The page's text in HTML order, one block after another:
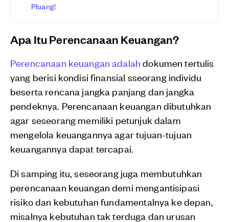
Pluang!
Apa Itu Perencanaan Keuangan?
Perencanaan keuangan adalah dokumen tertulis
yang berisi kondisi finansial sseorang individu
beserta rencana jangka panjang dan jangka
pendeknya. Perencanaan keuangan dibutuhkan
agar seseorang memiliki petunjuk dalam
mengelola keuangannya agar tujuan-tujuan
keuangannya dapat tercapai.
Di samping itu, seseorang juga membutuhkan
perencanaan keuangan demi mengantisipasi
risiko dan kebutuhan fundamentalnya ke depan,
misalnya kebutuhan tak terduga dan urusan